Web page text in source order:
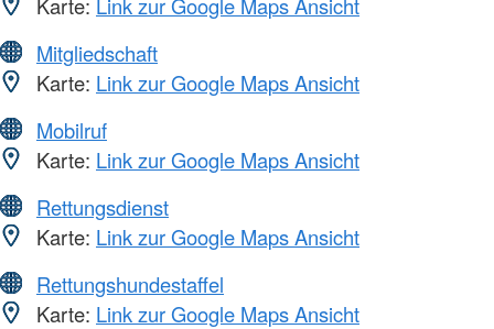
Mitgliedschaft
Karte: Link zur Google Maps Ansicht
Mobilruf
Karte: Link zur Google Maps Ansicht
Rettungsdienst
Karte: Link zur Google Maps Ansicht
Rettungshundestaffel
Karte: Link zur Google Maps Ansicht